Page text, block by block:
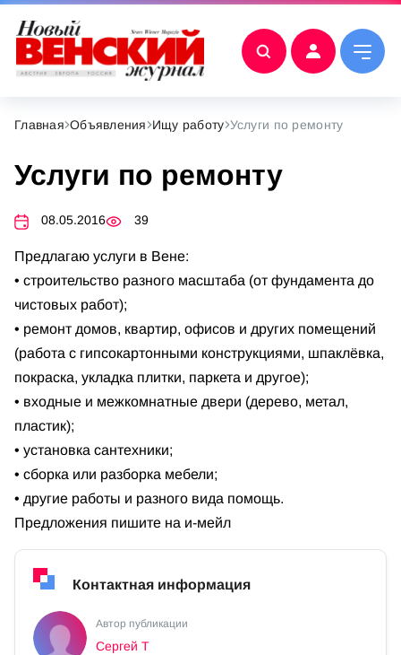
Главная Объявления Ищу работу Услуги по ремонту
Услуги по ремонту
08.05.2016 39
Предлагаю услуги в Вене:
• строительство разного масштаба (от фундамента до
чистовых работ);
• ремонт домов, квартир, офисов и других помещений
(работа с гипсокартонными конструкциями, шпаклёвка,
покраска, укладка плитки, паркета и другое);
• входные и межкомнатные двери (дерево, метал,
пластик);
• установка сантехники;
• сборка или разборка мебели;
• другие работы и разного вида помощь.
Предложения пишите на и-мейл
Контактная информация
Автор публикации
Сергей Т